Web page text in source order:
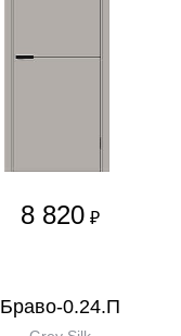
8 820 ₽
Браво-0.24.П